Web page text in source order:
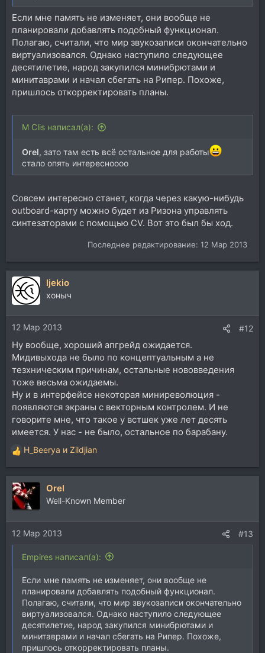
Если мне память не изменяет, они вообще не
планировали добавлять подобный функционал.
Полагаю, считали, что мир звукозаписи окончательно
виртуализовался. Однако наступило следующее
десятилетие, народ закупился минибрютами и
минитаврами и начал сбегать на Рипер. Похоже,
пришлось откорректировать планы.
M Clis написал(а):
Orel, зато там есть всё остальное для работы
стало опять интересноооо
Совсем интересно станет, когда через какую-нибудь
outboard-карту можно будет из Ризона управлять
синтезаторами с помощью CV. Вот это был бы ход.
Последнее редактирование: 12 Мар 2013
ljekio
хоныч
12 Мар 2013 #12
Ну вообще, хороший апгрейд ожидается.
Мидивыхода не было по концептуальным а не
тезхническим причинам, остальные нововведения
тоже весьма ожидаемы.
Ну и в интерфейсе некоторая миниреволюция -
появляются экраны с векторным контролем. И не
говорите мне, что такое у встшек уже лет десять
имеется. У нас - не было, остальное по барабану.
Р
е
а
к
ц
и
и
:
H_Beerya и Zildjian
Orel
Well-Known Member
12 Мар 2013 #13
Empires написал(а):
Если мне память не изменяет, они вообще не
планировали добавлять подобный функционал.
Полагаю, считали, что мир звукозаписи окончательно
виртуализовался. Однако наступило следующее
десятилетие, народ закупился минибрютами и
минитаврами и начал сбегать на Рипер. Похоже,
пришлось откорректировать планы.